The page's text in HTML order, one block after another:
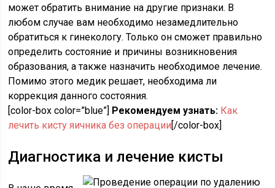
может обратить внимание на другие признаки. В
любом случае вам необходимо незамедлительно
обратиться к гинекологу. Только он сможет правильно
определить состояние и причины возникновения
образования, а также назначить необходимое лечение.
Помимо этого медик решает, необходима ли
коррекция данного состояния.
[color-box color=”blue”] Рекомендуем узнать: Как
лечить кисту яичника без операции [/color-box]
Диагностика и лечение кисты